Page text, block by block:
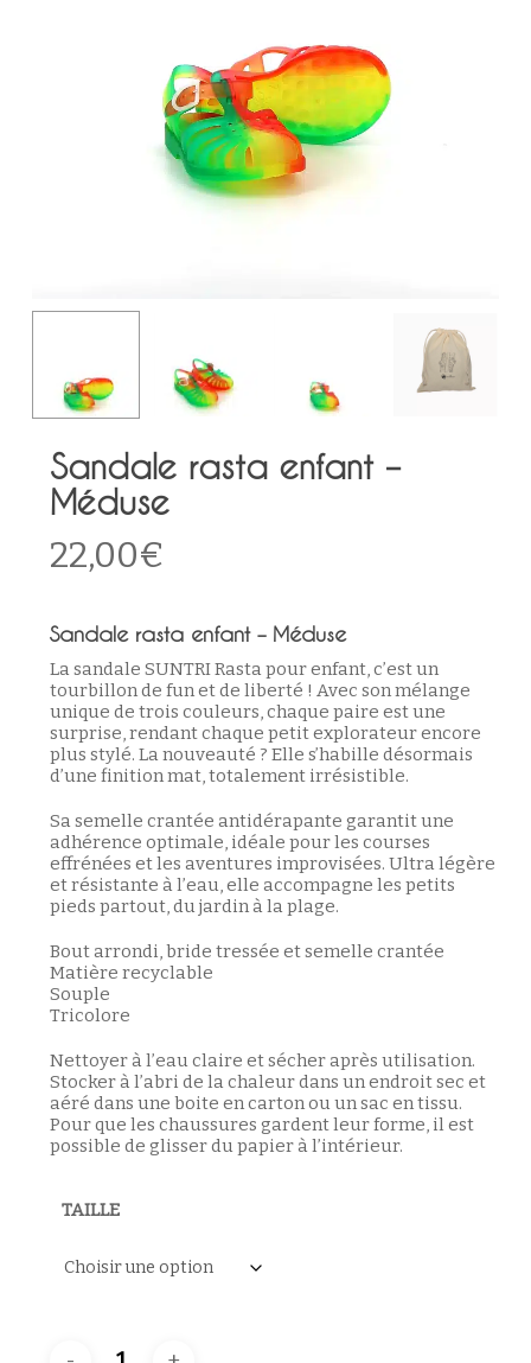
Sandale rasta enfant –
Méduse
22,00€
Sandale rasta enfant – Méduse
La sandale SUNTRI Rasta pour enfant, c’est un
tourbillon de fun et de liberté ! Avec son mélange
unique de trois couleurs, chaque paire est une
surprise, rendant chaque petit explorateur encore
plus stylé. La nouveauté ? Elle s’habille désormais
d’une finition mat, totalement irrésistible.
Sa semelle crantée antidérapante garantit une
adhérence optimale, idéale pour les courses
effrénées et les aventures improvisées. Ultra légère
et résistante à l’eau, elle accompagne les petits
pieds partout, du jardin à la plage.
Bout arrondi, bride tressée et semelle crantée
Matière recyclable
Souple
Tricolore
Nettoyer à l’eau claire et sécher après utilisation.
Stocker à l’abri de la chaleur dans un endroit sec et
aéré dans une boite en carton ou un sac en tissu.
Pour que les chaussures gardent leur forme, il est
possible de glisser du papier à l’intérieur.
TAILLE